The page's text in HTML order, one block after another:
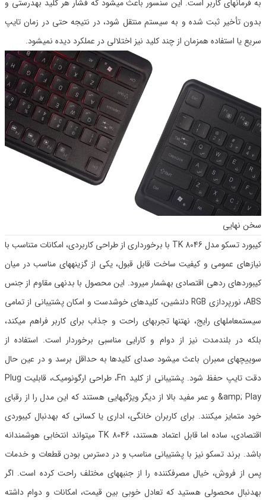
به فرمانهای کاربر است. این سنسور باعث میشود که فشار هر کلید بهدرستی و
بدون تأخیر ثبت شده و به سیستم منتقل شود، در نتیجه حتی در زمان تایپ
سریع یا استفاده همزمان از چند کلید نیز اختلالی در عملکرد دیده نمیشود.
سخن نهایی
کیبورد تسکو مدل TK 8046 با برخورداری از طراحی کاربردی، امکانات متناسب با
نیازهای عمومی و کیفیت ساخت قابل قبول، یکی از گزینههای مناسب در میان
کیبوردهای ردهی اقتصادی بهشمار میرود. این محصول با بدنهی مقاوم از جنس
ABS، نورپردازی RGB دلنشین، کلیدهای خوشدست و امکان پشتیبانی از تمامی
سیستمعاملهای رایج، نهتنها تجربهای راحت و جذاب برای کاربر فراهم میکند،
بلکه در بلندمدت نیز از دوام و کارایی مناسبی برخوردار است. استفاده از
سوییچهای ممبران باعث میشود صدای کلیدها به حداقل برسد و در عین حال
دقت تایپ حفظ شود. پشتیبانی از کلید Fn، طراحی ارگونومیک، قابلیت Plug
&amp; Play و عمر مفید بالا از دیگر ویژگیهایی هستند که این مدل را از رقبای
خود متمایز میکنند. برای کاربران خانگی، اداری یا کسانی که بهدنبال کیبوردی
اقتصادی، ساده اما قابل اعتماد هستند، TK 8046 میتواند انتخابی هوشمندانه
باشد. برند تسکو نیز با پشتیبانی مناسب و در دسترس بودن قطعات و خدمات
پس از فروش، خیال مصرفکننده را از جنبههای مختلف راحت کرده است. اگر
بهدنبال محصولی هستید که تعادل خوبی بین قیمت، امکانات و دوام داشته